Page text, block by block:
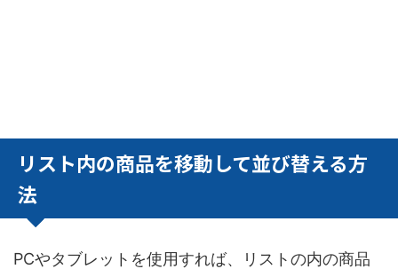
リスト内の商品を移動して並び替える方
法
PCやタブレットを使用すれば、リストの内の商品